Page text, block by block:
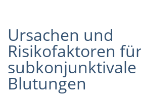
Ursachen und
Risikofaktoren
subkonjunktivale
Blutungen